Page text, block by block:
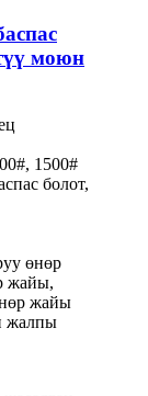
моюн
1500#
болот,
өнөр
жайы,
жайы
жалпы